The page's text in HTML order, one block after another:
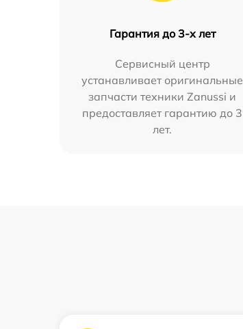
Гарантия до 3-х лет
Сервисный центр
устанавливает оригинальные
запчасти техники Zanussi и
предоставляет гарантию до 3
лет.